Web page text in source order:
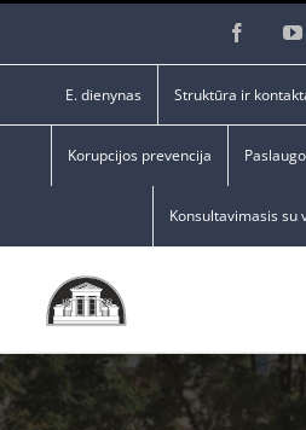
E. dienynas Struktūra ir
Korupcijos prevencija
Konsultavimasis su